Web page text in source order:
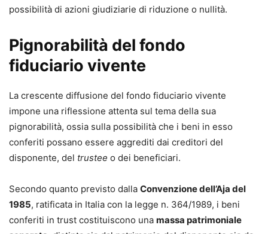
possibilità di azioni giudiziarie di riduzione o nullità.
Pignorabilità del fondo
fiduciario vivente
La crescente diffusione del fondo fiduciario vivente
impone una riflessione attenta sul tema della sua
pignorabilità, ossia sulla possibilità che i beni in esso
conferiti possano essere aggrediti dai creditori del
disponente, del trustee o dei beneficiari.
Secondo quanto previsto dalla Convenzione dell’Aja del
1985, ratificata in Italia con la legge n. 364/1989, i beni
conferiti in trust costituiscono una massa patrimoniale